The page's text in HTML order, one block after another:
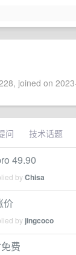
joined on
问 技术话题
49.90
byChisa
价
by jingcoco
费